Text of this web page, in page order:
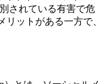
されている有害で危
リットがある一方で、